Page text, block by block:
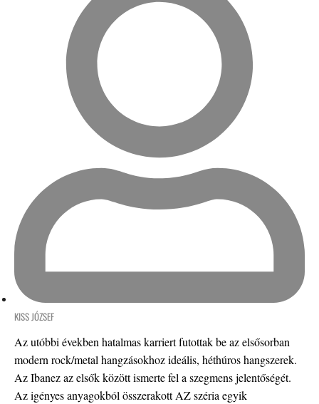
KISS JÓZSEF
Az utóbbi években hatalmas karriert futottak be az elsősorban
modern rock/metal hangzásokhoz ideális, héthúros hangszerek.
Az Ibanez az elsők között ismerte fel a szegmens jelentőségét.
Az igényes anyagokból összerakott AZ széria egyik